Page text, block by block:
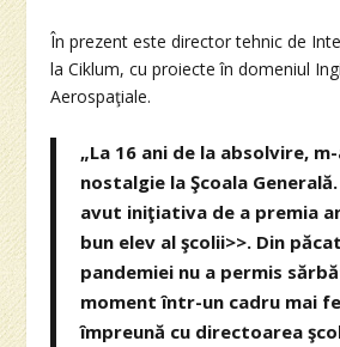
În prezent este director tehnic de
la Ciklum, cu proiecte în domeniul
Aerospaţiale.
„La 16 ani de la absolvire,
nostalgie la Şcoala
avut iniţiativa de a premia
bun elev al şcolii>>. Din
pandemiei nu a permis
moment într-un cadru mai
împreună cu directoarea